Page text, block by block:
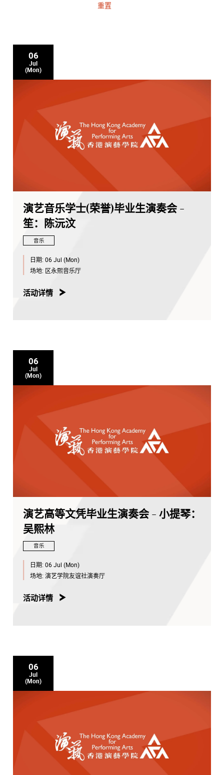
重置
06
Jul
(Mon)
演艺音乐学士(荣誉)毕业生演奏会 -
笙：陈沅汶
音乐
日期: 06 Jul (Mon)
场地: 区永熙音乐厅
活动详情
06
Jul
(Mon)
演艺高等文凭毕业生演奏会 - 小提琴：
吴熙林
音乐
日期: 06 Jul (Mon)
场地: 演艺学院友谊社演奏厅
活动详情
06
Jul
(Mon)